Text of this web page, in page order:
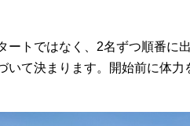
ートではなく、2名ずつ順番に
いて決まります。開始前に体